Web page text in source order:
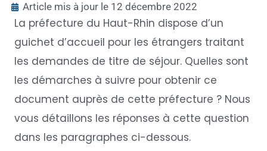
Article mis à jour le 12 décembre 2022
La préfecture du Haut-Rhin dispose d’un
guichet d’accueil pour les étrangers traitant
les demandes de titre de séjour. Quelles sont
les démarches à suivre pour obtenir ce
document auprès de cette préfecture ? Nous
vous détaillons les réponses à cette question
dans les paragraphes ci-dessous.